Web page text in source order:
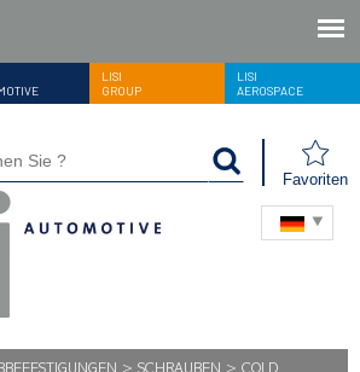
LISI
GROUP
LISI
AEROSPACE
Favoriten